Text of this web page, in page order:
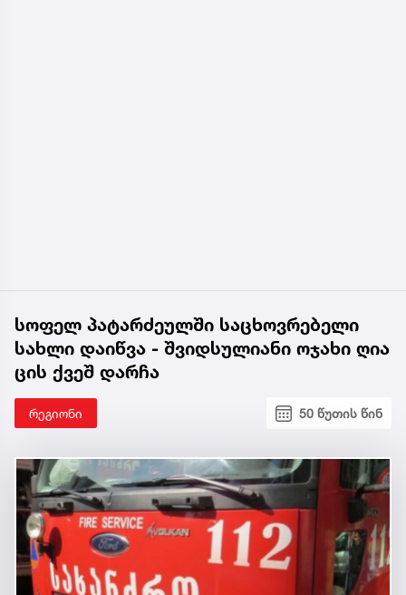
სოფელ პატარძეულში საცხოვრებელი
სახლი დაიწვა - შვიდსულიანი ოჯახი ღია
ცის ქვეშ დარჩა
რეგიონი 50 წუთის წინ